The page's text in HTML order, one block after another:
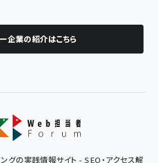
企業の紹介はこちら
グの実践情報サイト - SEO・アクセス解